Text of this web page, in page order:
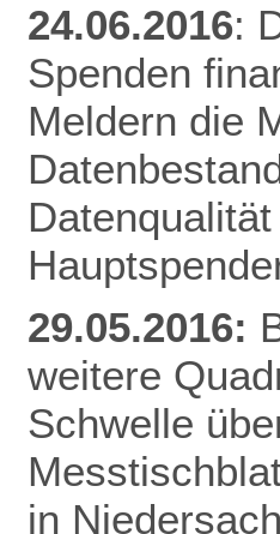
24.06.2016:
Spenden
Meldern die
29.05.2016:
weitere
Schwelle
in